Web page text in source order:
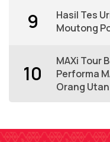
9
Hasil Tes
Moutong
10
MAXi Tour
Performa
Orang Utan